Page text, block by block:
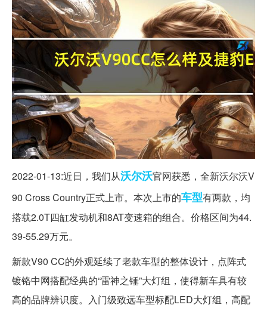
2022-01-13:近日，我们从沃尔沃官网获悉，全新沃尔沃V
90 Cross Country正式上市。本次上市的车型有两款，均
搭载2.0T四缸发动机和8AT变速箱的组合。价格区间为44.
39-55.29万元。
新款V90 CC的外观延续了老款车型的整体设计，点阵式
镀铬中网搭配经典的“雷神之锤”大灯组，使得新车具有较
高的品牌辨识度。入门级致远车型标配LED大灯组，高配